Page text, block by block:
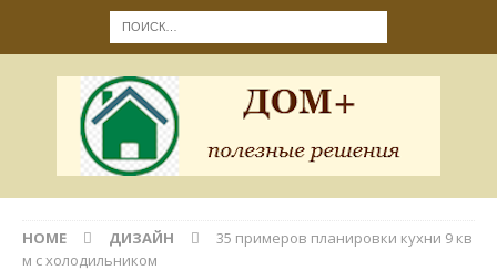
HOME ДИЗАЙН
35 примеров планировки кухни 9 кв
м с холодильником